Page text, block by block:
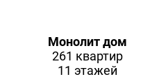
Монолит дом
261 квартир
11 этажей